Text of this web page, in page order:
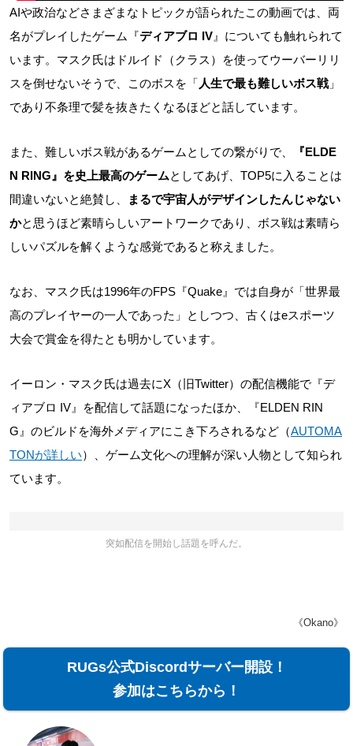
AIや政治などさまざまなトピックが語られたこの動画では、両
名がプレイしたゲーム『ディアブロ IV 』についても触れられて
います。マスク氏はドルイド（クラス）を使ってウーバーリリ
スを倒せないそうで、このボスを「 人生で最も難しいボス戦」
であり不条理で髪を抜きたくなるほどと話しています。
また、難しいボス戦があるゲームとしての繋がりで、
『ELDE
N RING』を史上最高のゲームとしてあげ、TOP5に入ることは
間違いないと絶賛し、
まるで宇宙人がデザインしたんじゃない
かと思うほど素晴らしいアートワークであり、ボス戦は素晴ら
しいパズルを解くような感覚であると称えました。
なお、マスク氏は1996年のFPS『Quake』では自身が「世界最
高のプレイヤーの一人であった」としつつ、古くはeスポーツ
大会で賞金を得たとも明かしています。
イーロン・マスク氏は過去にX（旧Twitter）の配信機能で『デ
ィアブロ IV』を配信して話題になったほか、『ELDEN RIN
G』のビルドを海外メディアにこき下ろされるなど（AUTOMA
TONが詳しい）、ゲーム文化への理解が深い人物として知られ
ています。
突如配信を開始し話題を呼んだ。
《Okano》
RUGs公式Discordサーバー開設！
参加はこちらから！